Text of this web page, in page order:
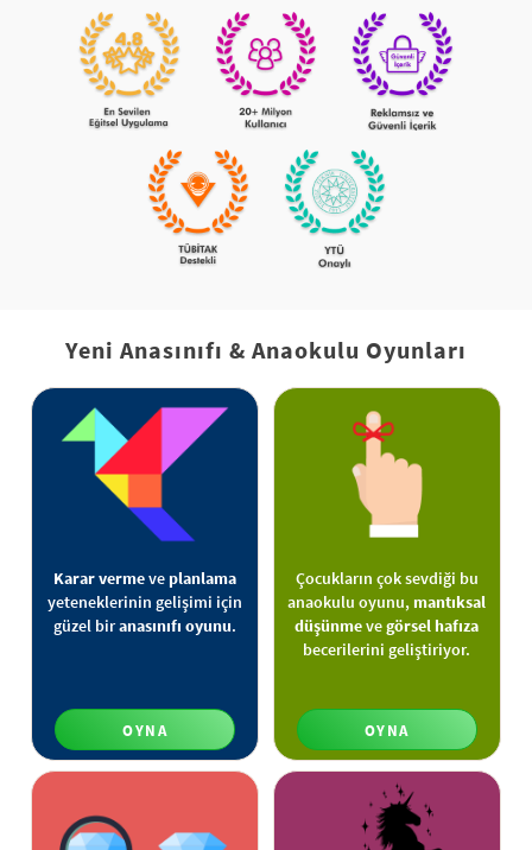
Yeni Anasınıfı & Anaokulu Oyunları
Karar vermeveplanlama
yeteneklerinin gelişimi için
güzel biranasınıfı oyunu.
OYNA
Çocukların çok sevdiği bu
anaokulu oyunu,mantıksal
düşünmevegörsel hafıza
becerilerini geliştiriyor.
OYNA